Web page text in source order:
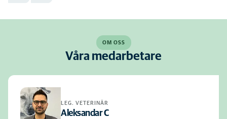
OM OSS
Våra medarbetare
LEG. VETERINÄR
Aleksandar C